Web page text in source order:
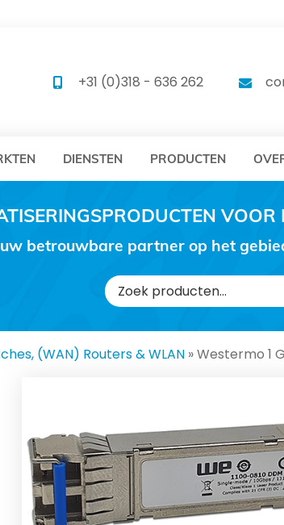
MODELEC MODELEC
+31 (0)318 - 636 262
DIENSTEN PRODUCTEN
betrouwbare partner op het
Zoeken
naar:
(WAN) Routers & WLAN »Westermo 1